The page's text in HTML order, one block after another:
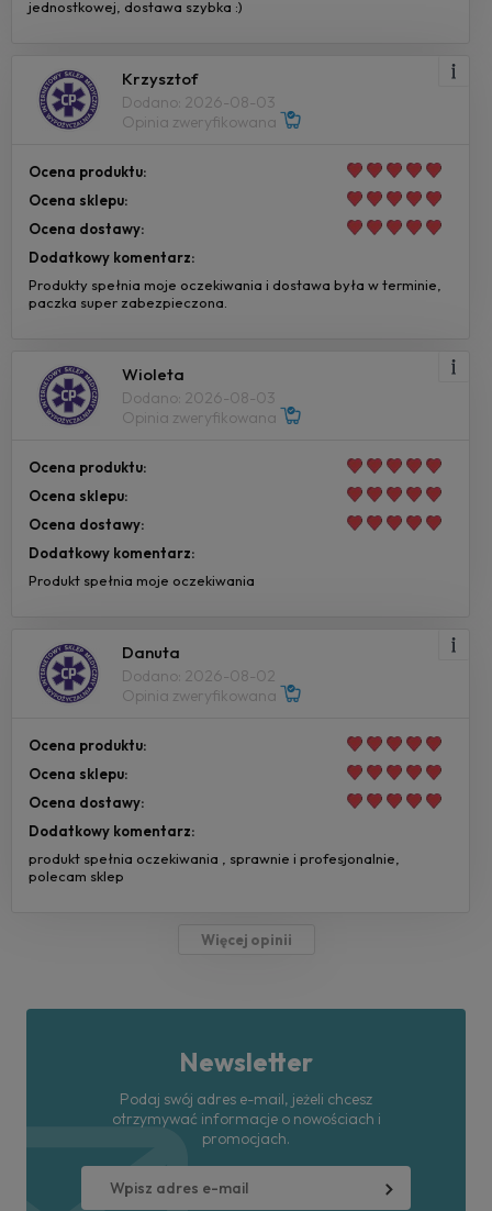
jednostkowej, dostawa szybka :)
Krzysztof
Dodano: 2026-08-03
Opinia zweryfikowana
Ocena produktu:
Ocena sklepu:
Ocena dostawy:
Dodatkowy komentarz:
Produkty spełnia moje oczekiwania i dostawa była w terminie,
paczka super zabezpieczona.
Wioleta
Dodano: 2026-08-03
Opinia zweryfikowana
Ocena produktu:
Ocena sklepu:
Ocena dostawy:
Dodatkowy komentarz:
Produkt spełnia moje oczekiwania
Danuta
Dodano: 2026-08-02
Opinia zweryfikowana
Ocena produktu:
Ocena sklepu:
Ocena dostawy:
Dodatkowy komentarz:
produkt spełnia oczekiwania , sprawnie i profesjonalnie,
polecam sklep
Więcej opinii
Newsletter
Podaj swój adres e-mail, jeżeli chcesz
otrzymywać informacje o nowościach i
promocjach.